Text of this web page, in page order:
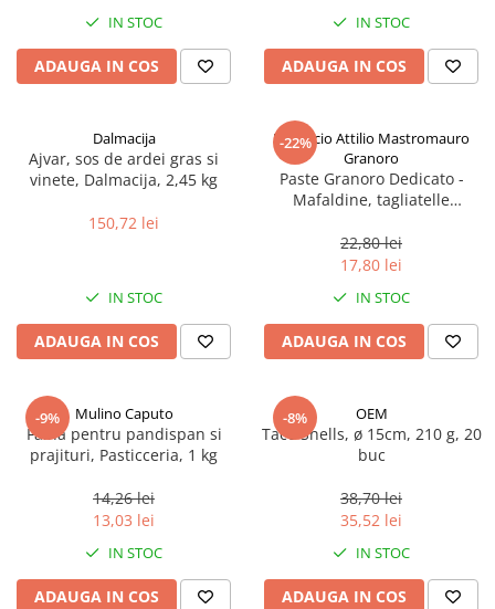
Spania / Cipru / Africa
Sare de mare din Oceanele Pacific
Sare de roca
Sare speciala
Specialitati din ulei
Terine si placinte
Uleiuri Premium
Uleiuri speciale/presate la rece
Ulei de masline extravirgin
Ulei Gegenbauer
Ulei Huilerie Beaujolaise
Ulei Wiberg Gastro
Prajitore paine
Gratare
IN STOC
ADAUGA IN COS
IN STOC
ADAUGA IN COS
Dalmacija
Ajvar, sos de ardei gras si
vinete, Dalmacija, 2,45 kg
150,72 lei
IN STOC
ADAUGA IN COS
-22%
Pastificio Attilio Mastromauro
Granoro
Paste Granoro Dedicato -
Mafaldine, tagliatelle
22,80 lei
17,80 lei
IN STOC
ADAUGA IN COS
-9% Mulino Caputo
Faina pentru pandispan si
prajituri, Pasticceria, 1 kg
14,26 lei
13,03 lei
IN STOC
ADAUGA IN COS
-8% OEM
Taco Shells, ø 15cm, 210 g, 20
buc
38,70 lei
35,52 lei
IN STOC
ADAUGA IN COS